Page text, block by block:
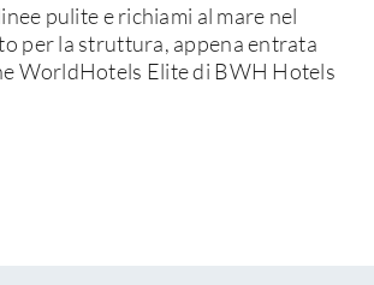
pulite e richiami al mare nel
per la struttura, appena entrata
WorldHotels Elite di BWH Hotels